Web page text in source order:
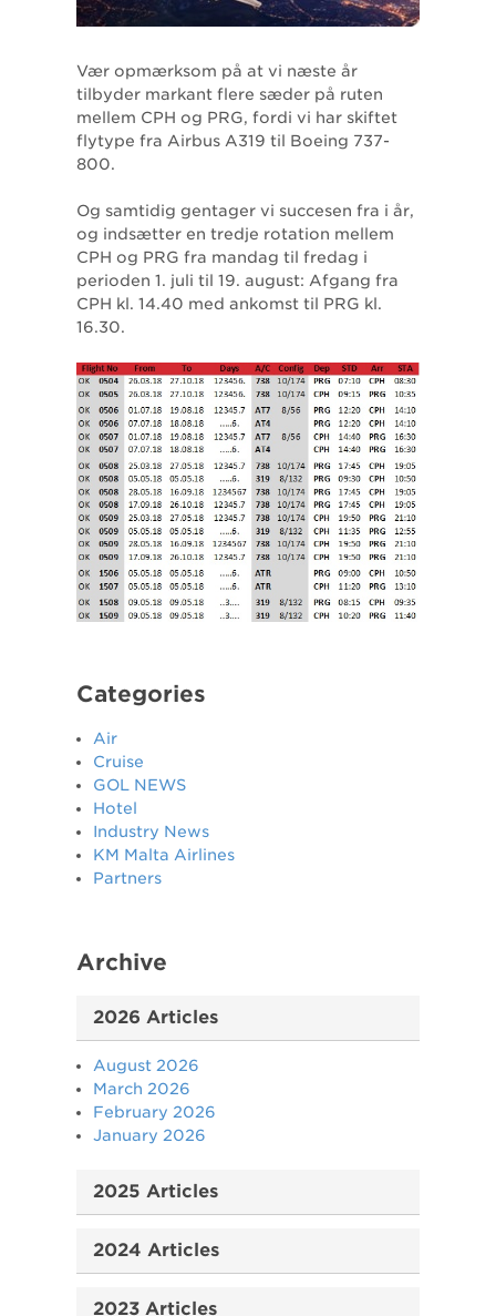
Vær opmærksom på at vi næste år
tilbyder markant flere sæder på ruten
mellem CPH og PRG, fordi vi har skiftet
flytype fra Airbus A319 til Boeing 737-
800.
Og samtidig gentager vi succesen fra i år,
og indsætter en tredje rotation mellem
CPH og PRG fra mandag til fredag i
perioden 1. juli til 19. august: Afgang fra
CPH kl. 14.40 med ankomst til PRG kl.
16.30.
Categories
Air
Cruise
GOL NEWS
Hotel
Industry News
KM Malta Airlines
Partners
Archive
2026 Articles
August 2026
March 2026
February 2026
January 2026
2025 Articles
2024 Articles
2023 Articles